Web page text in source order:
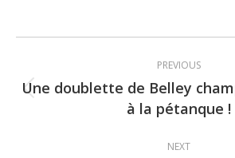
navigation
PREVIOUS
Previous
post:
Une doublette de Belley
à la pétanque !
NEXT